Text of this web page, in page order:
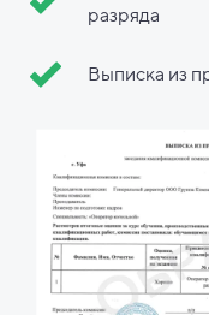
разряда
Выписка из